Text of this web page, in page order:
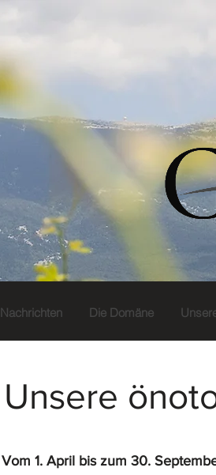
Nachrichten Die Domäne
Unsere
Vom 1. April bis zum 30.